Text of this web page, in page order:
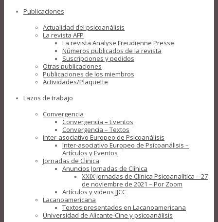
Publicaciones
Actualidad del psicoanálisis
La revista AFP
La revista Analyse Freudienne Presse
Números publicados de la revista
Suscripciones y pedidos
Otras publicaciones
Publicaciones de los miembros
Actividades/Plaquette
Lazos de trabajo
Convergencia
Convergencia – Eventos
Convergencia – Textos
Inter-asociativo Europeo de Psicoanálisis
Inter-asociativo Europeo de Psicoanálisis –
Artículos y Eventos
Jornadas de Clinica
Anuncios Jornadas de Clínica
XXIX Jornadas de Clínica Psicoanalítica – 27
de noviembre de 2021 – Por Zoom
Artículos y videos JJCC
Lacanoamericana
Textos presentados en Lacanoamericana
Universidad de Alicante-Cine y psicoanálisis